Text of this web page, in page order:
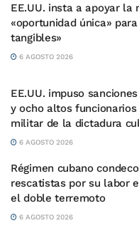
EE.UU. insta a apoyar la
«oportunidad única»
tangibles»
6 AGOSTO 2026
EE.UU. impuso
y ocho altos
militar de la dictadura
6 AGOSTO 2026
Régimen cubano
rescatistas por su labor
el doble terremoto
6 AGOSTO 2026